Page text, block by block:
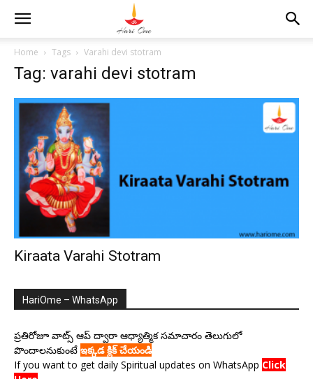
Home Tags Varahi devi stotram
Tag: varahi devi stotram
Kiraata Varahi Stotram
HariOme – WhatsApp
ప్రతిరోజూ వాట్స్ ఆప్ ద్వారా ఆధ్యాత్మిక సమాచారం తెలుగులో
పొందాలనుకుంటే ఇక్కడ క్లిక్ చేయండి
If you want to get daily Spiritual updates on WhatsApp Click